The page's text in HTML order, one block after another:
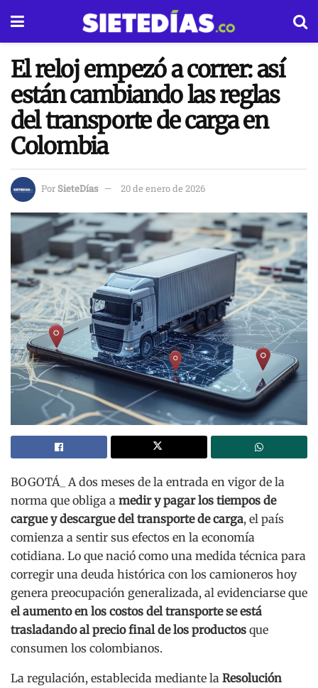
El reloj empezó a correr: así
están cambiando las reglas
del transporte de carga en
Colombia
PorSieteDías 20 de enero de 2026
BOGOTÁ_ A dos meses de la entrada en vigor de la
norma que obliga a medir y pagar los tiempos de
cargue y descargue del transporte de carga, el país
comienza a sentir sus efectos en la economía
cotidiana. Lo que nació como una medida técnica para
corregir una deuda histórica con los camioneros hoy
genera preocupación generalizada, al evidenciarse que
el aumento en los costos del transporte se está
trasladando al precio final de los productos que
consumen los colombianos.
La regulación, establecida mediante la Resolución